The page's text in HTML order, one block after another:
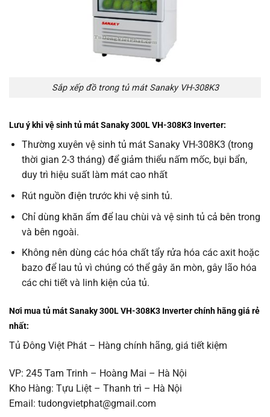
Sắp xếp đồ trong tủ mát Sanaky VH-308K3
Lưu ý khi vệ sinh tủ mát Sanaky 300L VH-308K3 Inverter:
Thường xuyên vệ sinh tủ mát Sanaky VH-308K3 (trong
thời gian 2-3 tháng) để giảm thiểu nấm mốc, bụi bẩn,
duy trì hiệu suất làm mát cao nhất
Rút nguồn điện trước khi vệ sinh tủ.
Chỉ dùng khăn ẩm để lau chùi và vệ sinh tủ cả bên trong
và bên ngoài.
Không nên dùng các hóa chất tẩy rửa hóa các axit hoặc
bazo để lau tủ vì chúng có thể gây ăn mòn, gây lão hóa
các chi tiết và linh kiện của tủ.
Nơi mua tủ mát Sanaky 300L VH-308K3 Inverter chính hãng giá rẻ
nhất:
Tủ Đông Việt Phát – Hàng chính hãng, giá tiết kiệm
VP: 245 Tam Trinh – Hoàng Mai – Hà Nội
Kho Hàng: Tựu Liệt – Thanh trì – Hà Nội
Email: tudongvietphat@gmail.com